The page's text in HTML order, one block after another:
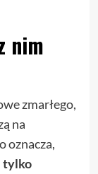
nim
zmarłego,
na
oznacza,
tylko